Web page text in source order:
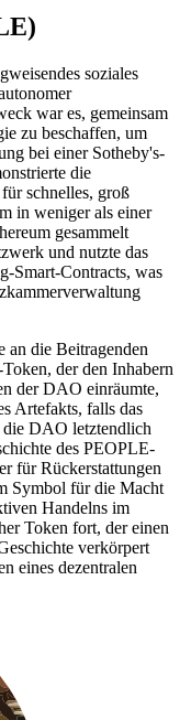
soziales
war es, gemeinsam
zu beschaffen, um
bei einer Sotheby's-
die
schnelles, groß
in weniger als einer
gesammelt
und nutzte das
Smart-Contracts, was
an die Beitragenden
der den Inhabern
der DAO einräumte,
Artefakts, falls das
DAO letztendlich
des PEOPLE-
für Rückerstattungen
Symbol für die Macht
Handelns im
Token fort, der einen
verkörpert
eines dezentralen